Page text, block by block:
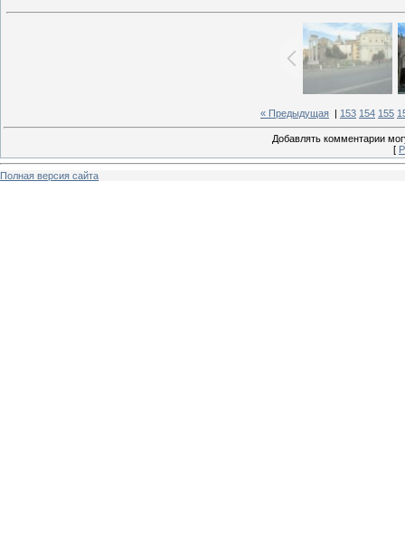
« Предыдущая 153 154 155
Добавлять комментарии
[
Полная версия сайта